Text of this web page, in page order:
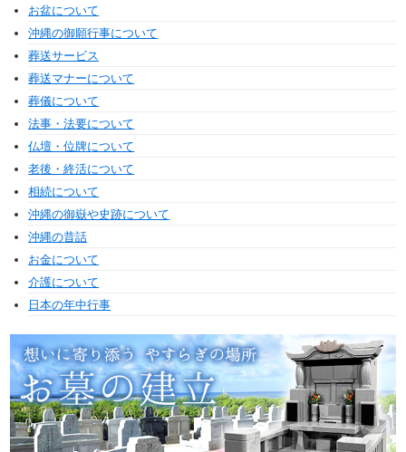
お盆について
沖縄の御願行事について
葬送サービス
葬送マナーについて
葬儀について
法事・法要について
仏壇・位牌について
老後・終活について
相続について
沖縄の御嶽や史跡について
沖縄の昔話
お金について
介護について
日本の年中行事